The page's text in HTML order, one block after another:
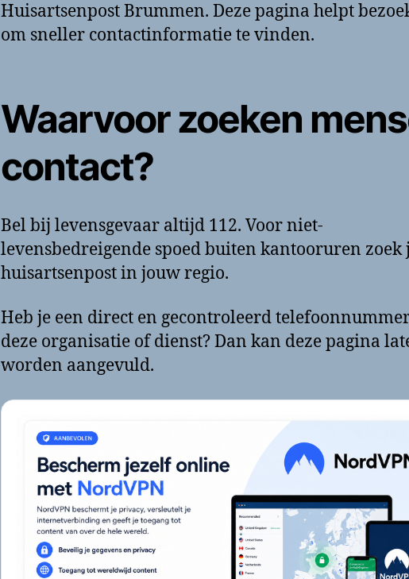
Huisartsenpost Brummen. Deze pagina helpt
om sneller contactinformatie te vinden.
Waarvoor zoeken
contact?
Bel bij levensgevaar altijd 112. Voor niet-
levensbedreigende spoed buiten kantooruren zoek
huisartsenpost in jouw regio.
Heb je een direct en gecontroleerd
deze organisatie of dienst? Dan kan deze pagina
worden aangevuld.